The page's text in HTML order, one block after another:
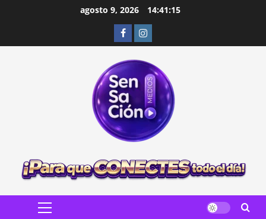
agosto 9, 2026 14:41:17
FacebookInstagram
Menú